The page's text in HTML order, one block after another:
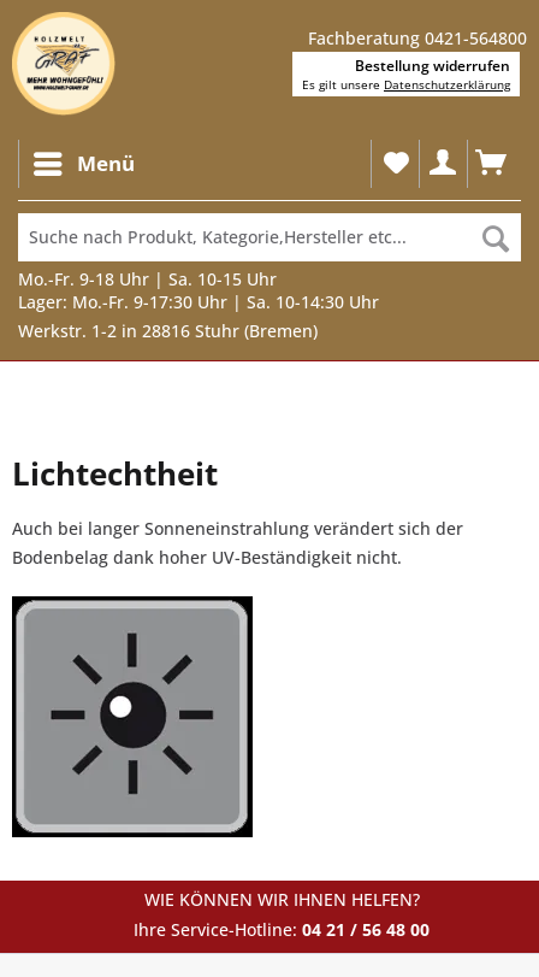
Fachberatung 0421-564800
Menü
Mo.-Fr. 9-18 Uhr | Sa. 10-15 Uhr
Lager: Mo.-Fr. 9-17:30 Uhr | Sa. 10-14:30 Uhr
Werkstr. 1-2 in 28816 Stuhr (Bremen)
Lichtechtheit
Auch bei langer Sonneneinstrahlung verändert sich der
Bodenbelag dank hoher UV-Beständigkeit nicht.
WIE KÖNNEN WIR IHNEN HELFEN?
Ihre Service-Hotline: 04 21 / 56 48 00
Bestellung widerrufen
Es gilt unsere Datenschutzerklärung